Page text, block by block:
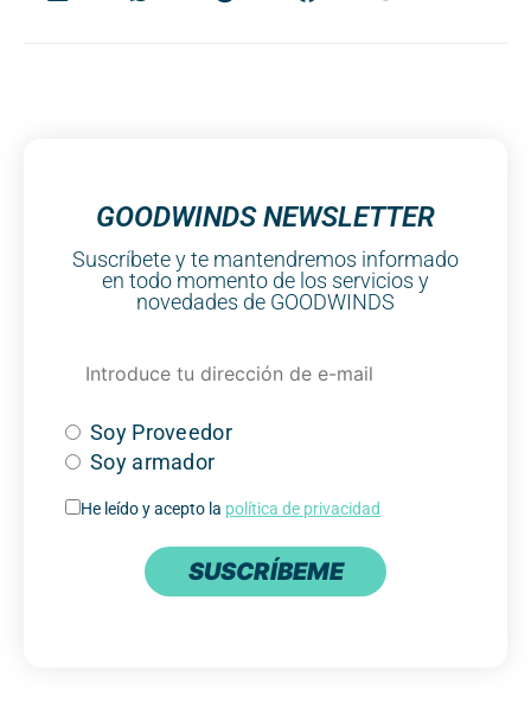
GOODWINDS NEWSLETTER
Suscríbete y te mantendremos informado
en todo momento de los servicios y
novedades de GOODWINDS
Soy Proveedor
Soy armador
He leído y acepto la política de privacidad
SUSCRÍBEME